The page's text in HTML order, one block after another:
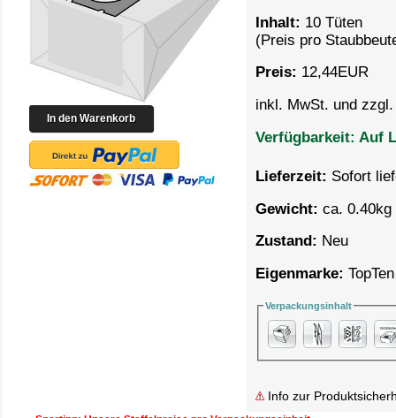
Inhalt: 10 Tüten
(Preis pro
Preis: 12,44EUR
inkl. MwSt. und
Verfügbarkeit: Auf
Lieferzeit: Sofort
Gewicht: ca. 0.40kg
Zustand: Neu
Eigenmarke: TopTen
Verpackungsinhalt
Info zur